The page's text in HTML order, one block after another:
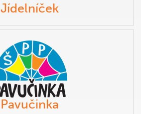
Jídelníček
Pavučinka